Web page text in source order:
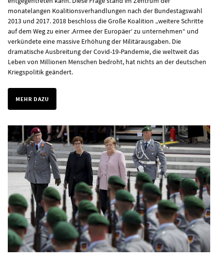
monatelangen Koalitionsverhandlungen nach der Bundestagswahl
2013 und 2017. 2018 beschloss die Große Koalition „weitere Schritte
auf dem Weg zu einer ‚Armee der Europäer‘ zu unternehmen“ und
verkündete eine massive Erhöhung der Militärausgaben. Die
dramatische Ausbreitung der Covid-19-Pandemie, die weltweit das
Leben von Millionen Menschen bedroht, hat nichts an der deutschen
Kriegspolitik geändert.
MEHR DAZU